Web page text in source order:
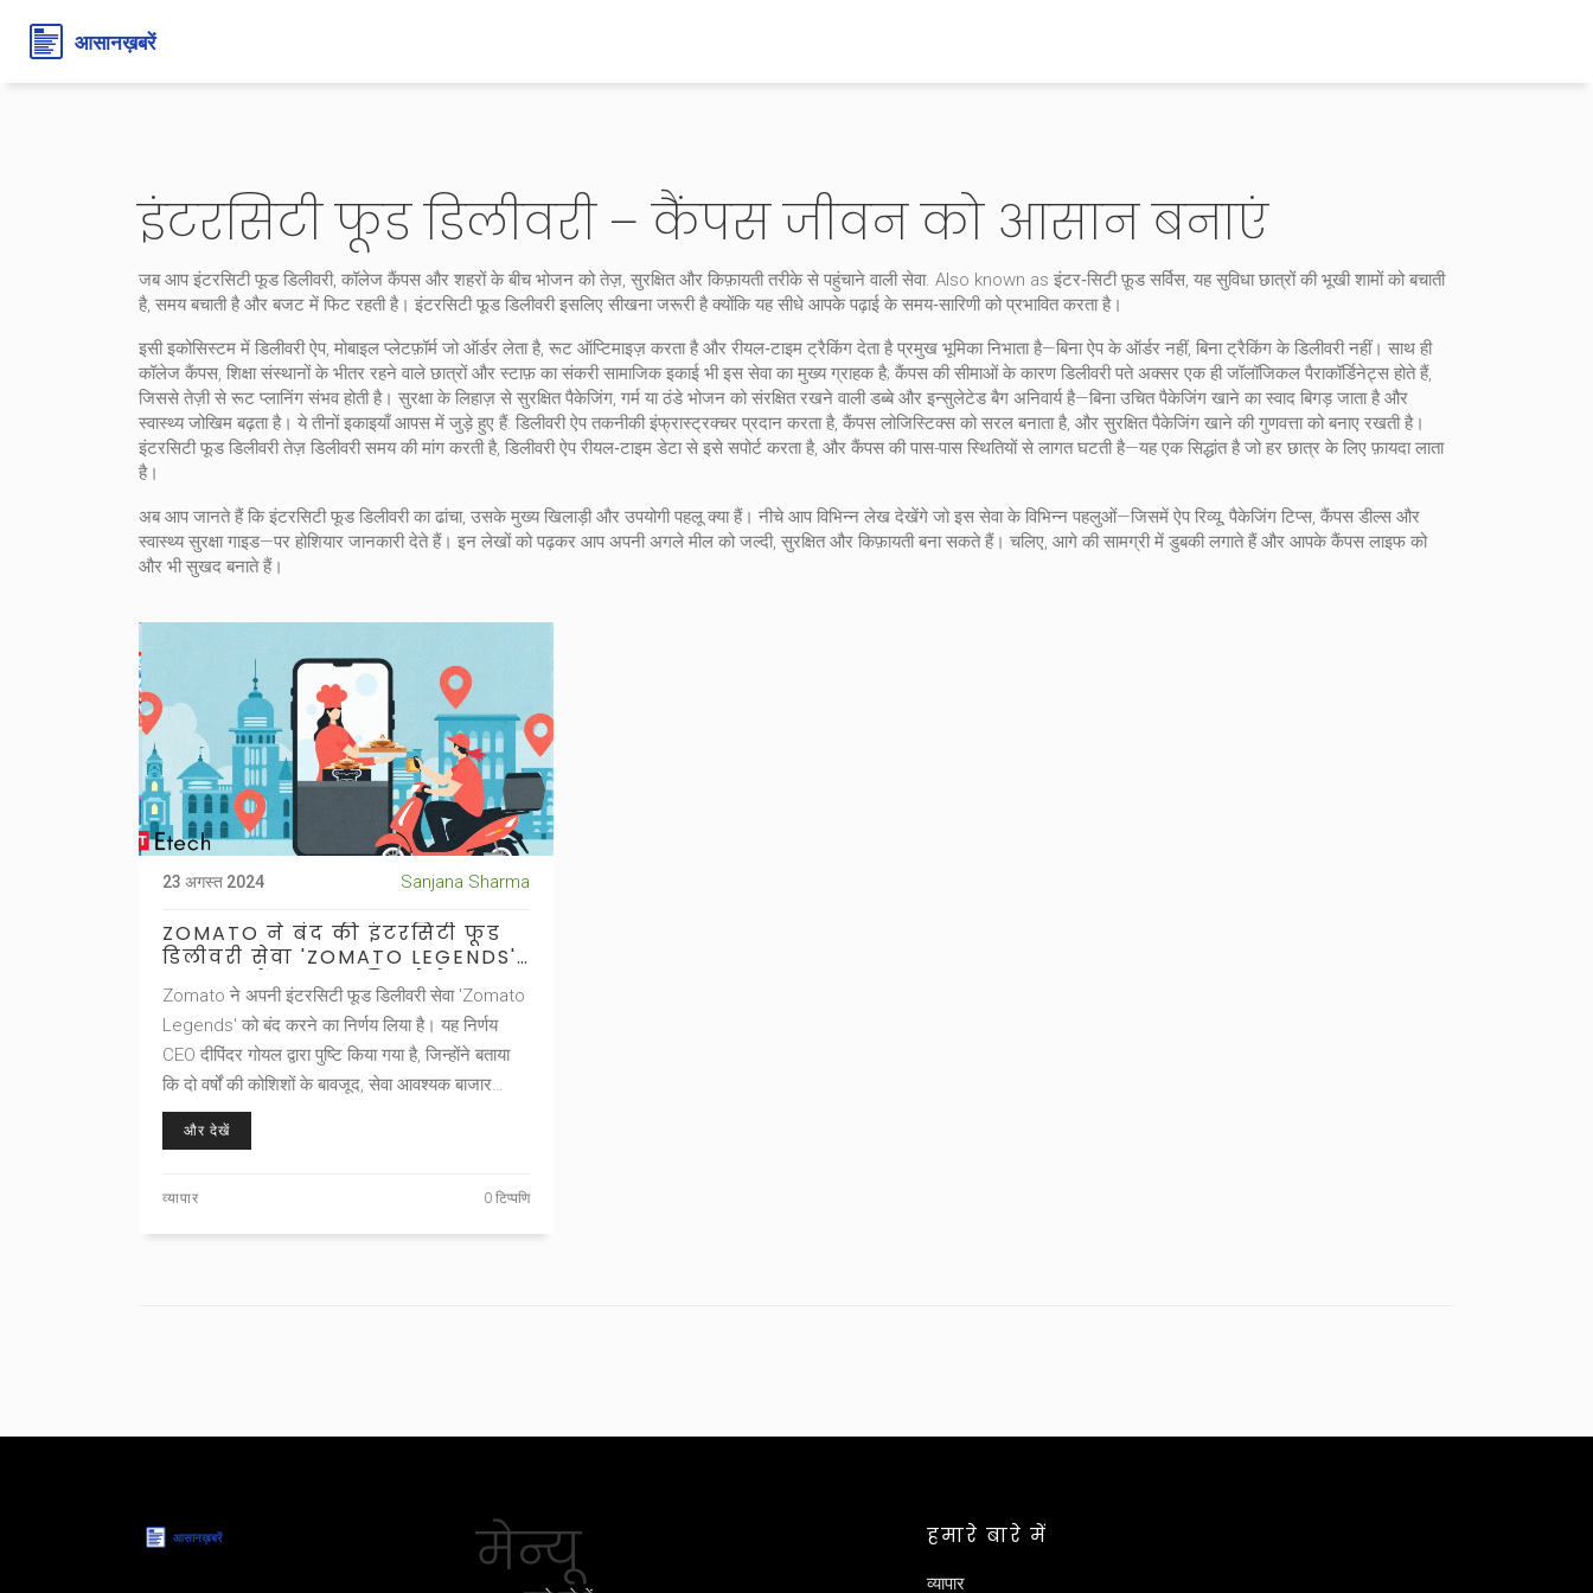
इंटरसिटी फूड डिलीवरी – कैंपस जीवन को आसान बनाएं
जब आपइंटरसिटी फूड डिलीवरी, कॉलेज कैंपस और शहरों के बीच भोजन को तेज़, सुरक्षित और किफ़ायती तरीके से पहुंचाने वाली सेवा. Also known as इंटर‑सिटी फ़ूड सर्विस, यह सुविधा छात्रों की भूखी शामों को बचाती
है, समय बचाती है और बजट में फिट रहती है। इंटरसिटी फूड डिलीवरीइसलिए सीखना जरूरी है क्योंकि यह सीधे आपके पढ़ाई के समय‑सारिणी को प्रभावित करता है।
इसी इकोसिस्टम में डिलीवरी ऐप, मोबाइल प्लेटफ़ॉर्म जो ऑर्डर लेता है, रूट ऑप्टिमाइज़ करता है और रीयल‑टाइम ट्रैकिंग देता हैप्रमुख भूमिका निभाता है—बिना ऐप के ऑर्डर नहीं, बिना ट्रैकिंग के डिलीवरी नहीं। साथ ही
कॉलेज कैंपस, शिक्षा संस्थानों के भीतर रहने वाले छात्रों और स्टाफ़ का संकरी सामाजिक इकाई भी इस सेवा का मुख्य ग्राहक है; कैंपस की सीमाओं के कारण डिलीवरी पते अक्सर एक ही जॉलॉजिकल पैराकॉर्डिनेट्स होते हैं,
जिससे तेज़ी से रूट प्लानिंग संभव होती है। सुरक्षा के लिहाज़ से सुरक्षित पैकेजिंग, गर्म या ठंडे भोजन को संरक्षित रखने वाली डब्बे और इन्सुलेटेड बैग अनिवार्य है—बिना उचित पैकेजिंग खाने का स्वाद बिगड़ जाता है और
स्वास्थ्य जोखिम बढ़ता है। ये तीनों इकाइयाँ आपस में जुड़े हुए हैं: डिलीवरी ऐप तकनीकी इंफ्रास्ट्रक्चर प्रदान करता है, कैंपस लोजिस्टिक्स को सरल बनाता है, और सुरक्षित पैकेजिंग खाने की गुणवत्ता को बनाए रखती है।
इंटरसिटी फूड डिलीवरी तेज़ डिलीवरी समय की मांग करती है, डिलीवरी ऐप रीयल‑टाइम डेटा से इसे सपोर्ट करता है, और कैंपस की पास-पास स्थितियों से लागत घटती है—यह एक सिद्धांत है जो हर छात्र के लिए फ़ायदा लाता
है।
अब आप जानते हैं कि इंटरसिटी फूड डिलीवरी का ढांचा, उसके मुख्य खिलाड़ी और उपयोगी पहलू क्या हैं। नीचे आप विभिन्न लेख देखेंगे जो इस सेवा के विभिन्न पहलुओं—जिसमें ऐप रिव्यू, पैकेजिंग टिप्स, कैंपस डील्स और
स्वास्थ्य सुरक्षा गाइड—पर होशियार जानकारी देते हैं। इन लेखों को पढ़कर आप अपनी अगले मील को जल्दी, सुरक्षित और किफ़ायती बना सकते हैं। चलिए, आगे की सामग्री में डुबकी लगाते हैं और आपके कैंपस लाइफ को
और भी सुखद बनाते हैं।
23 अगस्त 2024 Sanjana Sharma
ZOMATO ने बंद की इंटरसिटी फूड
डिलीवरी सेवा 'ZOMATO LEGENDS'
- बाजार में स्थान न मिलने के कारण
Zomato ने अपनी इंटरसिटी फूड डिलीवरी सेवा 'Zomato
Legends' को बंद करने का निर्णय लिया है। यह निर्णय
CEO दीपिंदर गोयल द्वारा पुष्टि किया गया है, जिन्होंने बताया
कि दो वर्षों की कोशिशों के बावजूद, सेवा आवश्यक बाजार
धारणा प्राप्त नहीं कर सकी। यह सेवा 2022 में लॉन्च की गई
थी और इसका मकसद 10 शहरों के आइकॉनिक व्यंजन ऑर्डर
और देखें
व्यापार 0 टिप्पणि
मेन्यू हमारे बारे में
व्यापार